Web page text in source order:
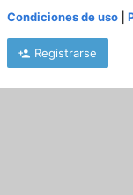
Condiciones de uso
Registrarse